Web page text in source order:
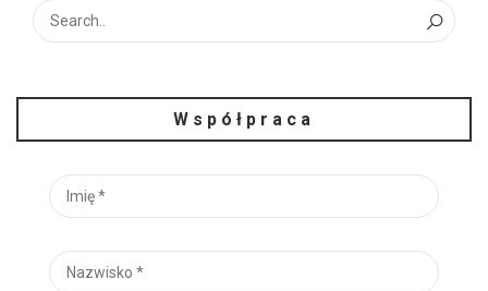
Współpraca